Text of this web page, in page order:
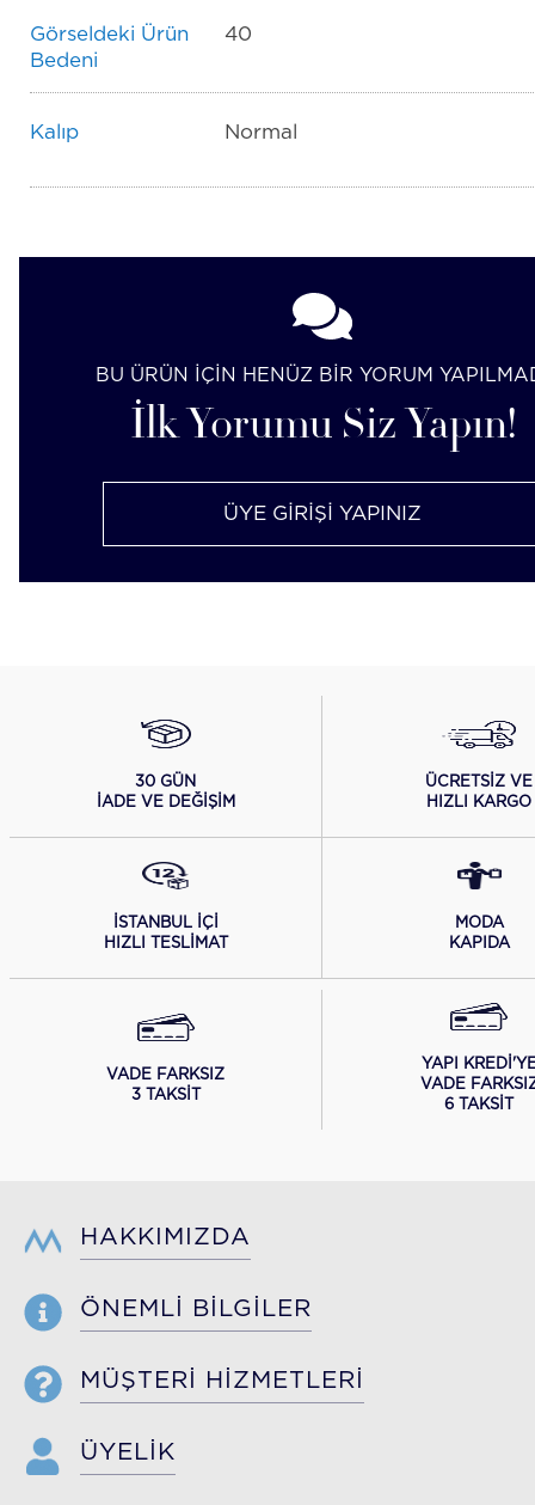
Görseldeki Ürün
Bedeni
40
Kalıp Normal
BU ÜRÜN İÇİN HENÜZ BİR YORUM
İlk Yorumu Siz Yapın!
ÜYE GİRİŞİ YAPINIZ
30 GÜN
İADE VE DEĞİŞİM
ÜCRETSİZ VE
HIZLI KARGO
İSTANBUL İÇİ
HIZLI TESLİMAT
MODA
KAPIDA
VADE FARKSIZ
3 TAKSİT
YAPI
VADE
6 TAKSİT
HAKKIMIZDA
ÖNEMLİ BİLGİLER
MÜŞTERİ HİZMETLERİ
ÜYELİK